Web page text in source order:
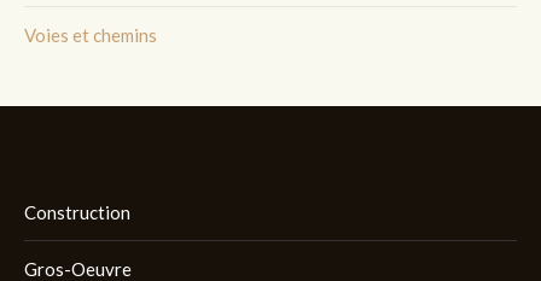
Voies et chemins
Construction
Gros-Oeuvre